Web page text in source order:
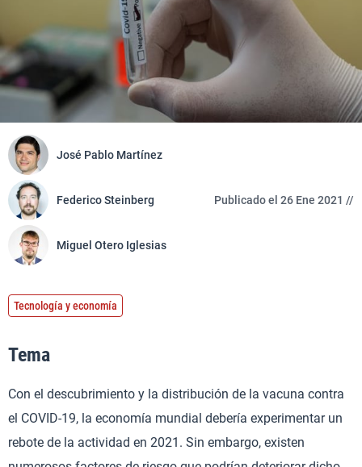
José Pablo Martínez
Federico Steinberg
Miguel Otero Iglesias
Publicado el 26 Ene 2021 //
Tecnología y economía
Tema
Con el descubrimiento y la distribución de la vacuna contra
el COVID-19, la economía mundial debería experimentar un
rebote de la actividad en 2021. Sin embargo, existen